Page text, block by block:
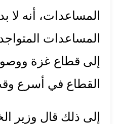
المساعدات، أنه
المساعدات
إلى قطاع غزة
القطاع في أسرع
إلى ذلك قال وزير